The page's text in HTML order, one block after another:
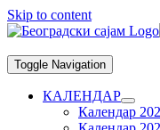
Skip to content
Toggle Navigation
КАЛЕНДАР
Календар